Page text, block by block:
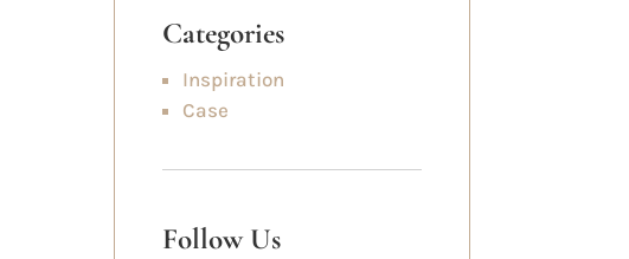
Categories
Inspiration
Case
Follow Us